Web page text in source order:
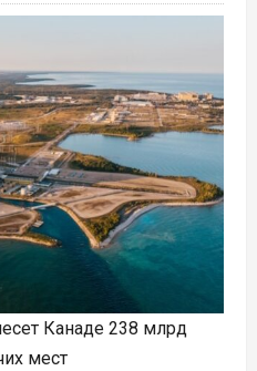
Канаде 238 млрд
мест